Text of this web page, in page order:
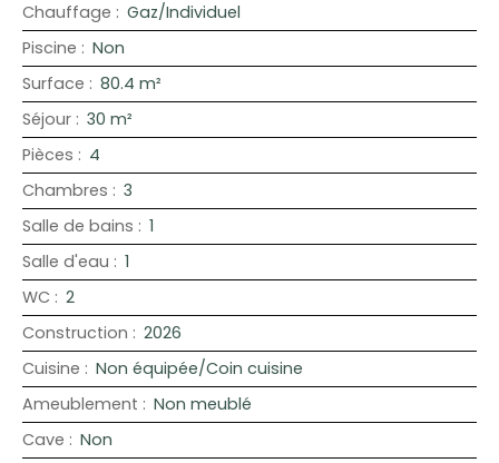
Chauffage : Gaz/Individuel
Piscine : Non
Surface : 80.4 m²
Séjour : 30 m²
Pièces : 4
Chambres : 3
Salle de bains : 1
Salle d'eau : 1
WC : 2
Construction : 2026
Cuisine : Non équipée/Coin cuisine
Ameublement : Non meublé
Cave : Non